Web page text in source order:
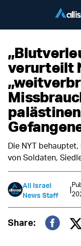
verurteilt
Die NYT
von Soldaten,
All Israel
News Staff
|
Share: